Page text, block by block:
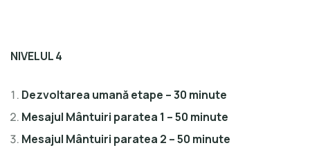
NIVELUL 4
Dezvoltarea umană etape – 30 minute
Mesajul Mântuiri paratea 1 – 50 minute
Mesajul Mântuiri paratea 2 – 50 minute